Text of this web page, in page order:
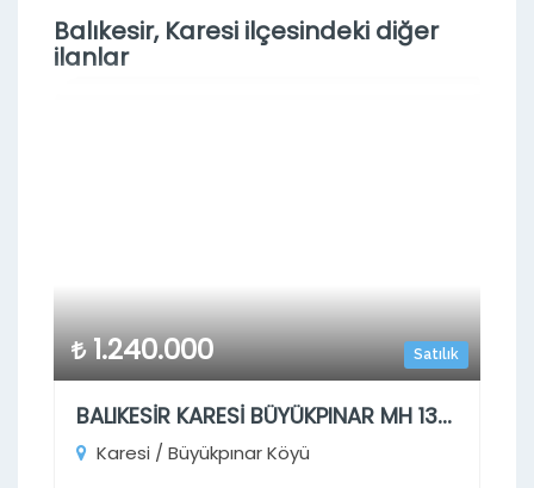
Balıkesir, Karesi ilçesindeki diğer
ilanlar
Satılık
1.240.000
BALIKESİR KARESİ BÜYÜKPINAR MH 132 ADA 1 PARSEL
Karesi / Büyükpınar Köyü